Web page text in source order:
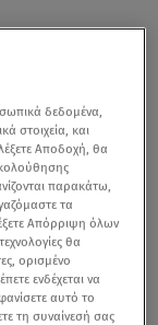
δεδομένα,
στοιχεία, και
Αποδοχή, θα
παρακάτω,
τα
Απόρριψη όλων
θα
ορισμένο
ενδέχεται να
αυτό το
τη συναίνεσή σας